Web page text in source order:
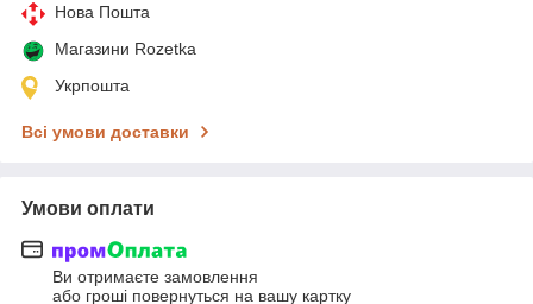
Нова Пошта
Магазини Rozetka
Укрпошта
Всі умови доставки
Умови оплати
Ви отримаєте замовлення
або гроші повернуться на вашу картку